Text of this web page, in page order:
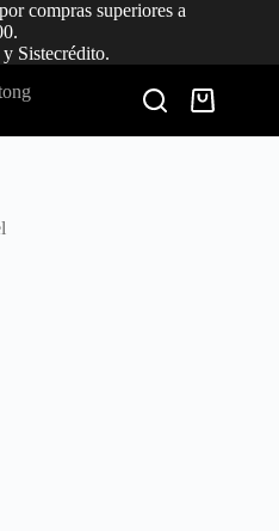
compras superiores a
Sistecrédito.
Carro
de
compra